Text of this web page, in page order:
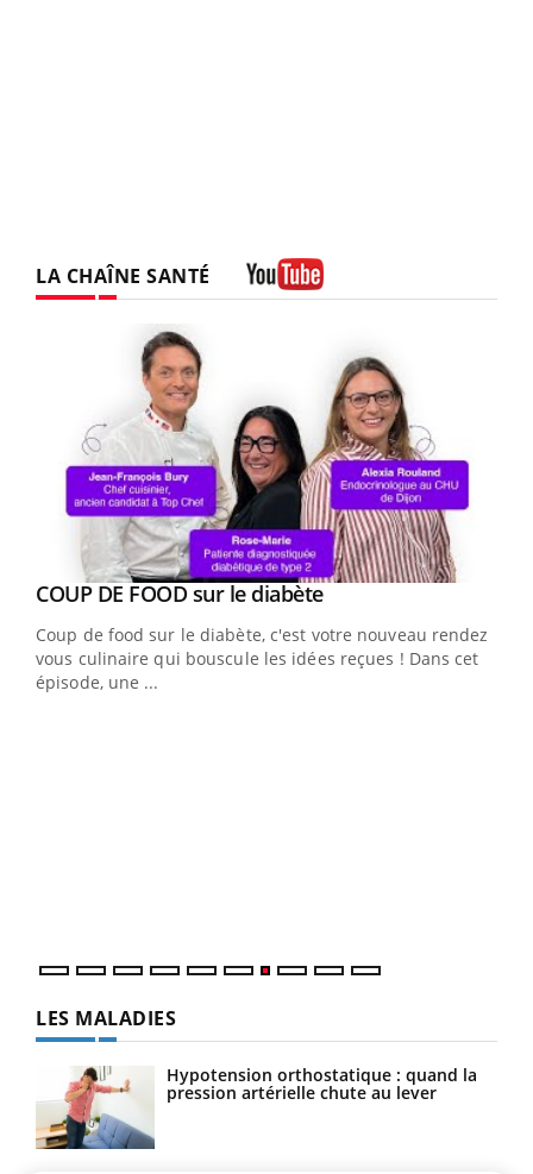
LA CHAÎNE SANTÉ
Youtube
COUP DE FOOD sur le diabèteYoutube
Coup de food sur le diabète, c'est votre nouveau rendez-
vous culinaire qui bouscule les idées reçues ! Dans cet
épisode, une ...
LES MALADIES
Hypotension orthostatique : quand la
pression artérielle chute au lever